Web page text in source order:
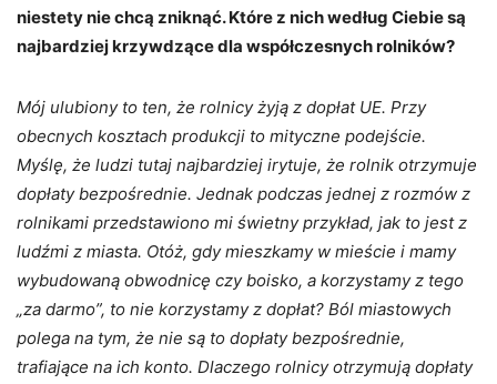
niestety nie chcą zniknąć. Które z nich według Ciebie są
najbardziej krzywdzące dla współczesnych rolników?
Mój ulubiony to ten, że rolnicy żyją z dopłat UE. Przy
obecnych kosztach produkcji to mityczne podejście.
Myślę, że ludzi tutaj najbardziej irytuje, że rolnik otrzymuje
dopłaty bezpośrednie. Jednak podczas jednej z rozmów z
rolnikami przedstawiono mi świetny przykład, jak to jest z
ludźmi z miasta. Otóż, gdy mieszkamy w mieście i mamy
wybudowaną obwodnicę czy boisko, a korzystamy z tego
„za darmo”, to nie korzystamy z dopłat? Ból miastowych
polega na tym, że nie są to dopłaty bezpośrednie,
trafiające na ich konto. Dlaczego rolnicy otrzymują dopłaty